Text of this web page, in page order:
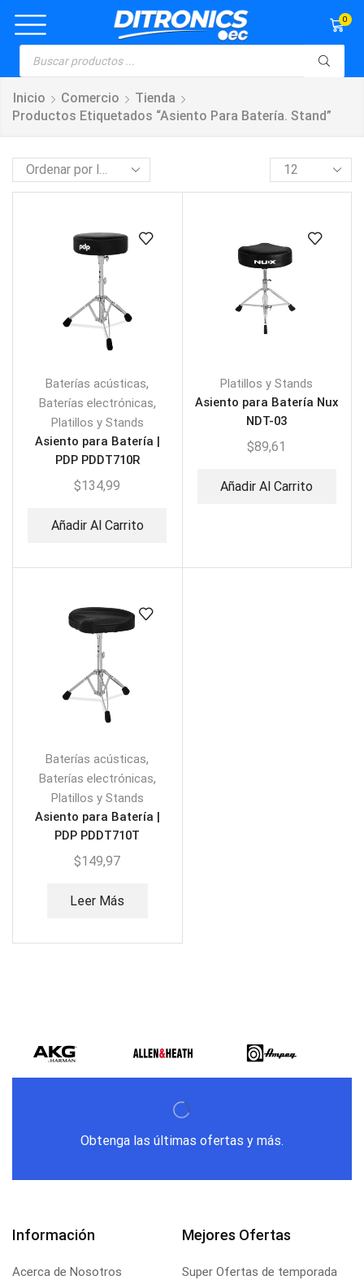
0
Inicio Comercio
Tienda
Productos Etiquetados “asiento Para Batería. Stand”
Baterías acústicas,
Baterías electrónicas,
Platillos y Stands
Asiento para Batería |
PDP PDDT710R
$134,99
Añadir Al Carrito
Platillos y Stands
Asiento para Batería Nux
NDT-03
$89,61
Añadir Al Carrito
Baterías acústicas,
Baterías electrónicas,
Platillos y Stands
Asiento para Batería |
PDP PDDT710T
$149,97
Leer Más
Obtenga las últimas ofertas y más.
Información
Acerca de Nosotros
Mejores Ofertas
Super Ofertas de temporada